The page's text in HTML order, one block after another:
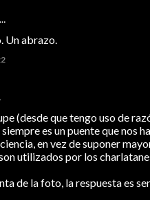
Un abrazo.
(desde que tengo uso de
siempre es un puente que nos
en vez de suponer
utilizados por los
de la foto, la respuesta es